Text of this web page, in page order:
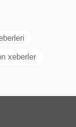
xeberler